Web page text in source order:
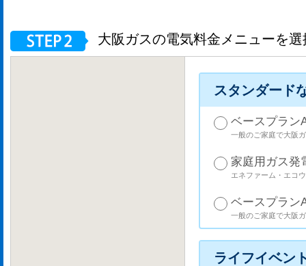
大阪ガスの電気料金メニューを選
スタンダード
ベースプラン
一般のご家庭で大阪
家庭用ガス発
エネファーム・エコ
ベースプラン
一般のご家庭で大阪
ライフイベン